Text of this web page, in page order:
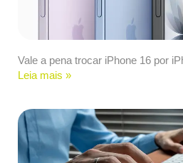
Vale a pena trocar iPhone 16 por
Leia mais »